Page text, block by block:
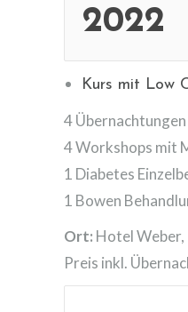
2022
Kurs mit Low
4
4 Workshops mit
1 Diabetes
1 Bowen
Ort: Hotel
Preis inkl.